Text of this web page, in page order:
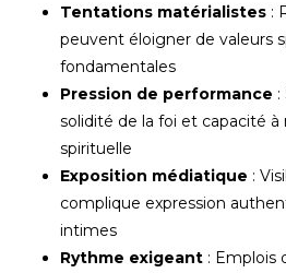
Tentations matérialistes :
peuvent éloigner de valeurs
fondamentales
Pression de performance
solidité de la foi et capacité
spirituelle
Exposition médiatique :
complique expression
intimes
Rythme exigeant : Emplois